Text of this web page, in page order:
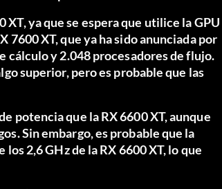
XT, ya que se espera que utilice la GPU
7600 XT, que ya ha sido anunciada por
cálculo y 2.048 procesadores de flujo.
superior, pero es probable que las
potencia que la RX 6600 XT, aunque
Sin embargo, es probable que la
2,6 GHz de la RX 6600 XT, lo que